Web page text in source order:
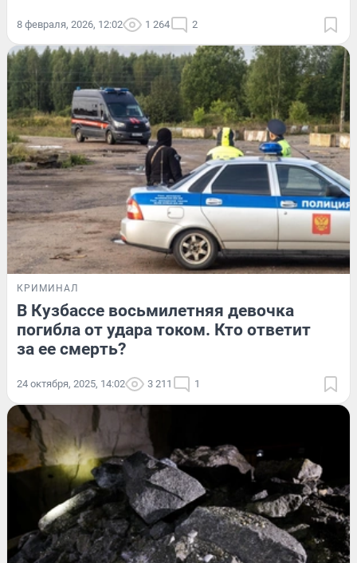
8 февраля, 2026, 12:02 1 264 2
КРИМИНАЛ
В Кузбассе восьмилетняя девочка
погибла от удара током. Кто ответит
за ее смерть?
24 октября, 2025, 14:02 3 211 1